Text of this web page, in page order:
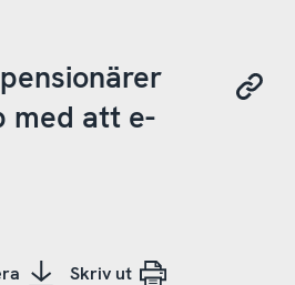
med att e-
Skriv ut